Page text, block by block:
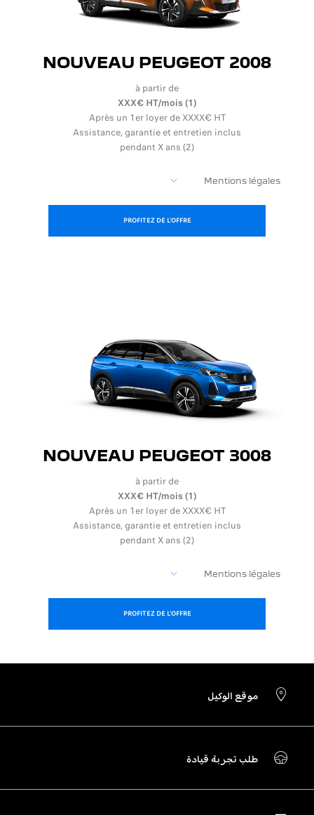
NOUVEAU PEUGEOT 2008
à partir de
XXX€ HT/mois (1)
Après un 1er loyer de XXXX€ HT
Assistance, garantie et entretien inclus
pendant X ans (2)
Mentions légales
PROFITEZ DE L'OFFRE
NOUVEAU PEUGEOT 3008
à partir de
XXX€ HT/mois (1)
Après un 1er loyer de XXXX€ HT
Assistance, garantie et entretien inclus
pendant X ans (2)
Mentions légales
PROFITEZ DE L'OFFRE
موقع الوكيل
طلب تجربة قيادة